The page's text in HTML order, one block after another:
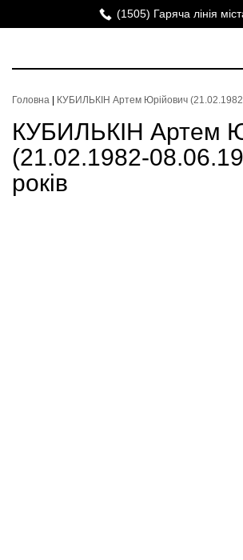
(1505) Гаряча лінія
Головна КУБИЛЬКІН Артем Юрійович
КУБИЛЬКІН Артем
(21.02.1982-
років